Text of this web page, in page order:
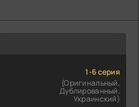
1-6 серия
(Оригинальный,
Дублированный,
Украинский)